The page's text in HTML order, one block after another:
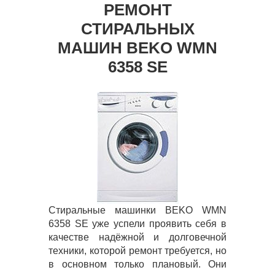
РЕМОНТ
СТИРАЛЬНЫХ
МАШИН BEKO WMN
6358 SE
Стиральные машинки BEKO WMN
6358 SE уже успели проявить себя в
качестве надёжной и долговечной
техники, которой ремонт требуется, но
в основном только плановый. Они